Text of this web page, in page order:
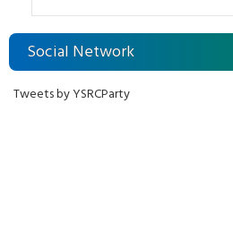
Social Network
Tweets by YSRCParty